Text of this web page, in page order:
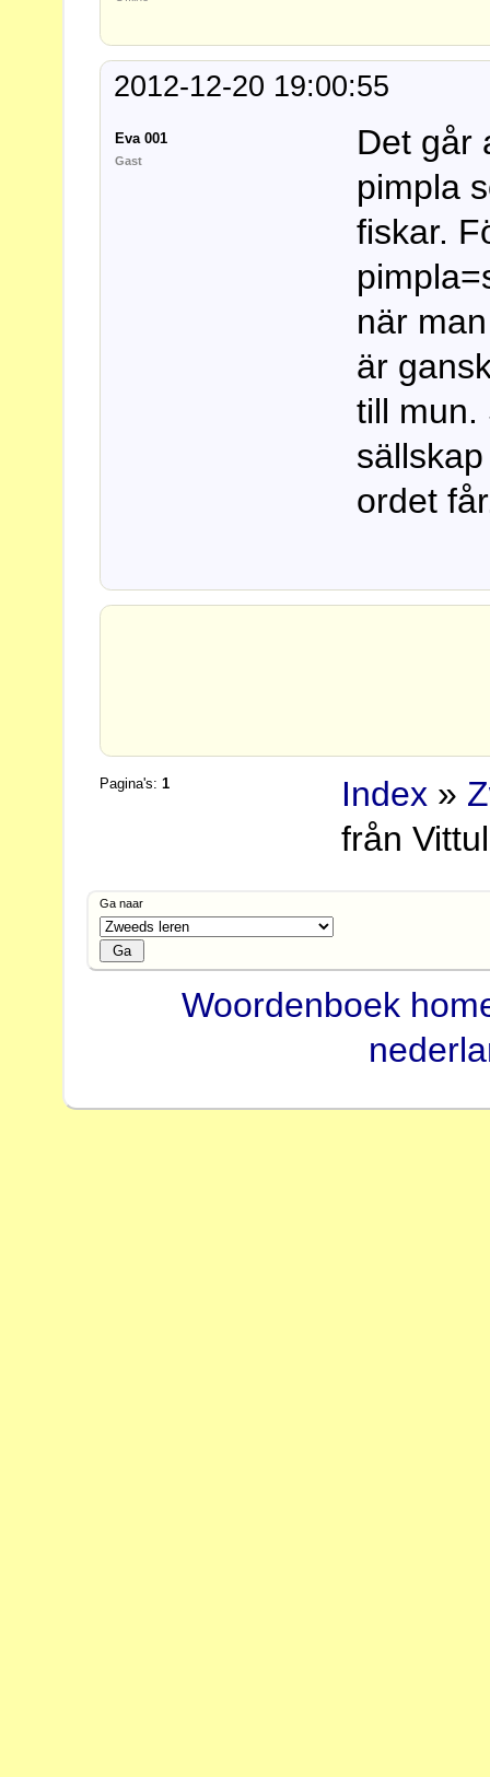
2012-12-20 19:00:55
Eva 001
Gast
Det går
pimpla
fiskar.
när
är
till mun.
ordet
Pagina's:1 Index »
från
Ga naar
Woordenboek